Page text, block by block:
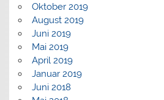
Oktober 2019
August 2019
Juni 2019
Mai 2019
April 2019
Januar 2019
Juni 2018